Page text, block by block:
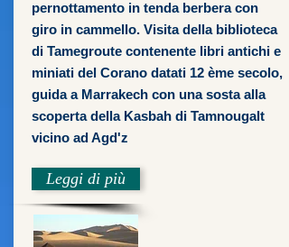
pernottamento in tenda berbera con
giro in cammello. Visita della biblioteca
di Tamegroute contenente libri antichi e
miniati del Corano datati 12 ème secolo,
guida a Marrakech con una sosta alla
scoperta della Kasbah di Tamnougalt
vicino ad Agd'z
Leggi di più